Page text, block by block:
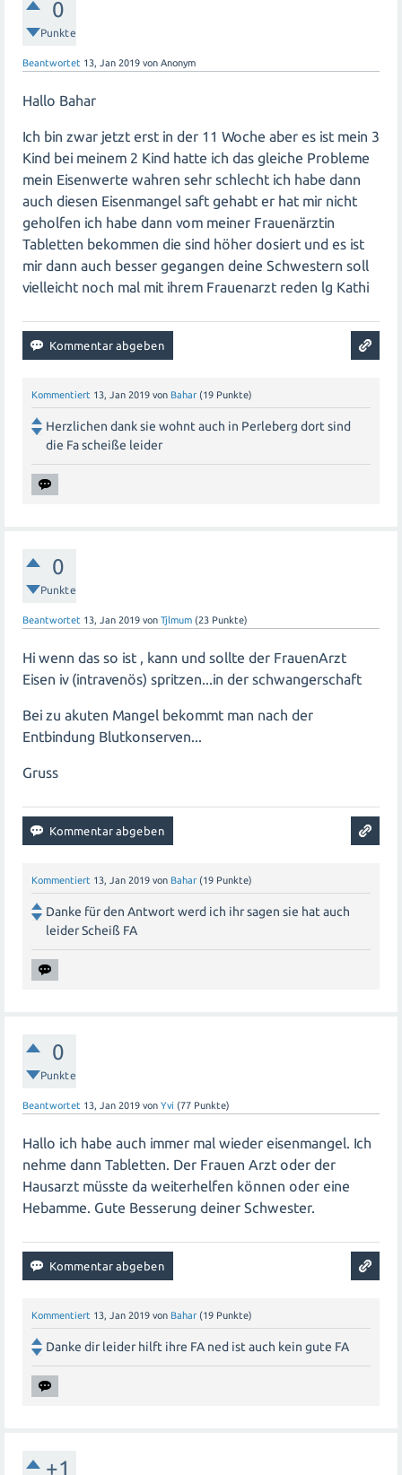
Ergänzungsmittel einnehmen: Neben dem vom Arzt
Eisenpräparate wie Tabletten oder Kapseln. Ihre
Schwester sollte mit ihrem Arzt über alternative
Vitamin C erhöhen: Vitamin C fördert die Aufnahme
von Eisen im Körper. Sie könnte versuchen, mehr
Zitrusfrüchte oder Nahrungsergänzungsmittel mit
Vitamin C einzunehmen.
Zeitpunkt der Einnahme optimieren: Um die
Aufnahme von Eisen zu maximieren, sollte sie das
Mahlzeiten einnehmen. Milchprodukte, Kaffee und Tee
können die Aufnahme von Eisen hemmen und sollten
Regelmäßige Kontrolluntersuchungen: Ihre
Schwester sollte regelmäßig ihren Arzt aufsuchen, um
gegebenenfalls die Dosierung anzupassen.
könnte es ratsam sein, weitere medizinische
Untersuchungen durchzuführen, um andere mögliche
Es ist wichtig, dass Ihre Schwester eng mit ihrem Arzt
zusammenarbeitet und alle Empfehlungen befolgt. Ein
erfordert Geduld und eine ganzheitliche
Herangehensweise.
0
Punkte
Beantwortet 13, Jan 2019 von Anonym
Hallo Bahar
Ich bin zwar jetzt erst in der 11 Woche aber es ist mein 3
Kind bei meinem 2 Kind hatte ich das gleiche Probleme
mein Eisenwerte wahren sehr schlecht ich habe dann
auch diesen Eisenmangel saft gehabt er hat mir nicht
geholfen ich habe dann vom meiner Frauenärztin
Tabletten bekommen die sind höher dosiert und es ist
mir dann auch besser gegangen deine Schwestern soll
vielleicht noch mal mit ihrem Frauenarzt reden lg Kathi
Kommentiert 13, Jan 2019 von Bahar (19 Punkte)
Herzlichen dank sie wohnt auch in Perleberg dort sind
die Fa scheiße leider
0
Punkte
Beantwortet 13, Jan 2019 von Tjlmum (23 Punkte)
Hi wenn das so ist , kann und sollte der FrauenArzt
Eisen iv (intravenös) spritzen...in der schwangerschaft
Bei zu akuten Mangel bekommt man nach der
Entbindung Blutkonserven...
Gruss
Kommentiert 13, Jan 2019 von Bahar (19 Punkte)
Danke für den Antwort werd ich ihr sagen sie hat auch
leider Scheiß FA
0
Punkte
Beantwortet 13, Jan 2019 von Yvi (77 Punkte)
Hallo ich habe auch immer mal wieder eisenmangel. Ich
nehme dann Tabletten. Der Frauen Arzt oder der
Hausarzt müsste da weiterhelfen können oder eine
Hebamme. Gute Besserung deiner Schwester.
Kommentiert 13, Jan 2019 von Bahar (19 Punkte)
Danke dir leider hilft ihre FA ned ist auch kein gute FA
+1